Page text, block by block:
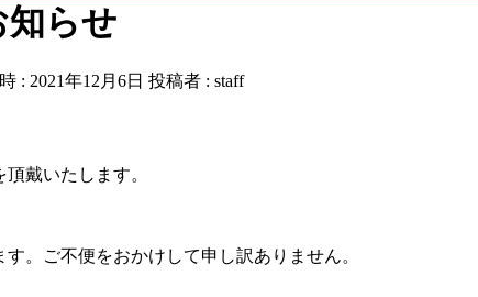
知らせ
: 2021年12月6日 投稿者 : staff
戴いたします。
。ご不便をおかけして申し訳ありません。